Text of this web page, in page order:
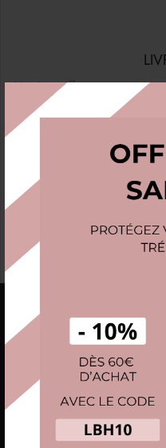
Livraison offerte sans
Notre service client est à
via le